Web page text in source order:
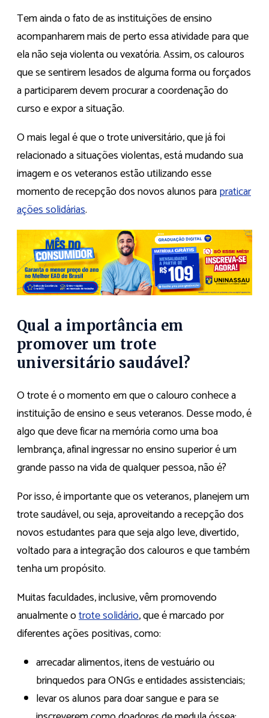
Tem ainda o fato de as instituições de ensino
acompanharem mais de perto essa atividade para que
ela não seja violenta ou vexatória. Assim, os calouros
que se sentirem lesados de alguma forma ou forçados
a participarem devem procurar a coordenação do
curso e expor a situação.
O mais legal é que o trote universitário, que já foi
relacionado a situações violentas, está mudando sua
imagem e os veteranos estão utilizando esse
momento de recepção dos novos alunos parapraticar
ações solidárias.
Qual a importância em
promover um trote
universitário saudável?
O trote é o momento em que o calouro conhece a
instituição de ensino e seus veteranos. Desse modo, é
algo que deve ficar na memória como uma boa
lembrança, afinal ingressar no ensino superior é um
grande passo na vida de qualquer pessoa, não é?
Por isso, é importante que os veteranos, planejem um
trote saudável, ou seja, aproveitando a recepção dos
novos estudantes para que seja algo leve, divertido,
voltado para a integração dos calouros e que também
tenha um propósito.
Muitas faculdades, inclusive, vêm promovendo
anualmente otrote solidário, que é marcado por
diferentes ações positivas, como:
arrecadar alimentos, itens de vestuário ou
brinquedos para ONGs e entidades assistenciais;
levar os alunos para doar sangue e para se